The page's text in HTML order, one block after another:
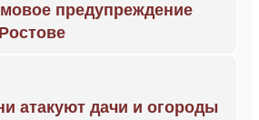
предупреждение
атакуют дачи и огороды